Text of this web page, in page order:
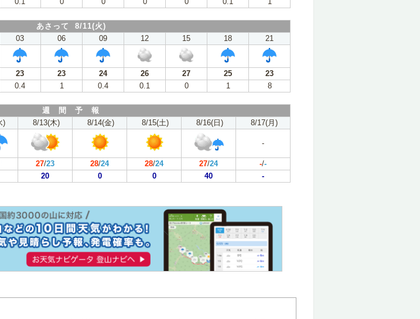
あさって 8/11(火)
03 06 09 12 15 18
21
23 23 24 26 27 25
23
0.4 1 0.4 0.1 0 1 8
週 間 予 報
) 8/13(木) 8/14(金) 8/15(土) 8/16(日) 8/17(月)
-
27/23 28/24 28/24 27/24 -/-
20 0 0 40 -